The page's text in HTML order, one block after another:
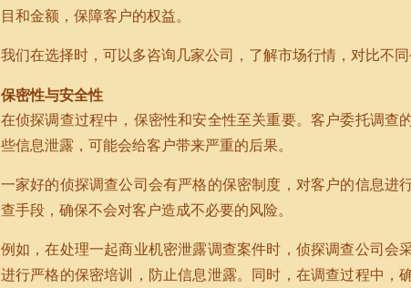
目和金额，保障客户的权益。
我们在选择时，可以多咨询几家公司，了解市场行情，对比不
保密性与安全性
在侦探调查过程中，保密性和安全性至关重要。客户委托调查
些信息泄露，可能会给客户带来严重的后果。
一家好的侦探调查公司会有严格的保密制度，对客户的信息进
查手段，确保不会对客户造成不必要的风险。
例如，在处理一起商业机密泄露调查案件时，侦探调查公司会
进行严格的保密培训，防止信息泄露。同时，在调查过程中，